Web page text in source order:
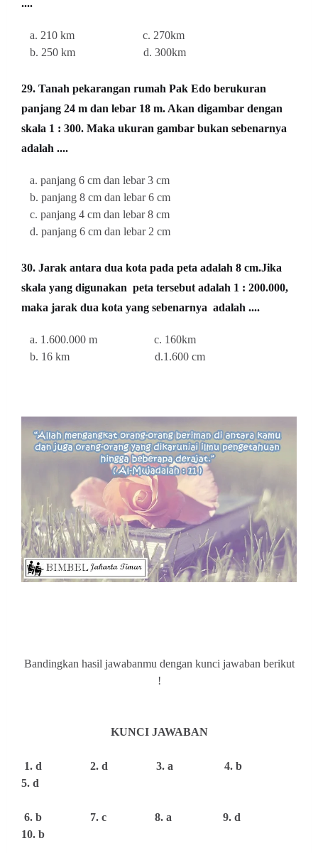
....
a. 210 km c. 270km
b. 250 km d. 300km
29. Tanah pekarangan rumah Pak Edo berukuran
panjang 24 m dan lebar 18 m. Akan digambar dengan
skala 1 : 300. Maka ukuran gambar bukan sebenarnya
adalah ....
a. panjang 6 cm dan lebar 3 cm
b. panjang 8 cm dan lebar 6 cm
c. panjang 4 cm dan lebar 8 cm
d. panjang 6 cm dan lebar 2 cm
30. Jarak antara dua kota pada peta adalah 8 cm.Jika
skala yang digunakan peta tersebut adalah 1 : 200.000,
maka jarak dua kota yang sebenarnya adalah ....
a. 1.600.000 m c. 160km
b. 16 km d.1.600 cm
Bandingkan hasil jawabanmu dengan kunci jawaban berikut
!
KUNCI JAWABAN
1. d 2. d 3. a 4. b
5. d
6. b 7. c 8. a 9. d
10. b